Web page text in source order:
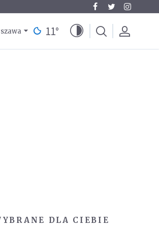
11°
DLA CIEBIE